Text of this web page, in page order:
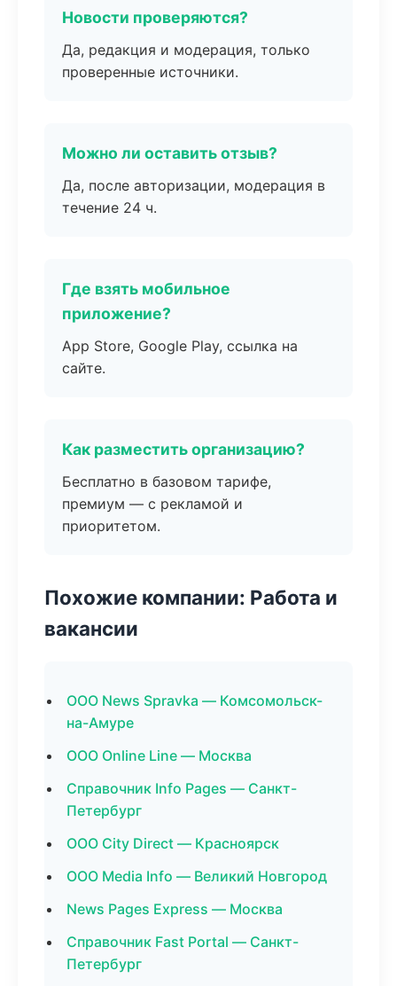
Новости проверяются?
Да, редакция и модерация, только
проверенные источники.
Можно ли оставить отзыв?
Да, после авторизации, модерация в
течение 24 ч.
Где взять мобильное
приложение?
App Store, Google Play, ссылка на
сайте.
Как разместить организацию?
Бесплатно в базовом тарифе,
премиум — с рекламой и
приоритетом.
Похожие компании: Работа и
вакансии
ООО News Spravka — Комсомольск-
на-Амуре
ООО Online Line — Москва
Справочник Info Pages — Санкт-
Петербург
ООО City Direct — Красноярск
ООО Media Info — Великий Новгород
News Pages Express — Москва
Справочник Fast Portal — Санкт-
Петербург